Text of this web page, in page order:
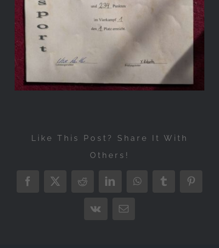
Like This Post? Share It With
Others!
Facebook
X RedditLinkedInWhatsAppTumblr
Vk
E-